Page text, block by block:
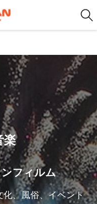
楽
フィルム
、風俗、イベント